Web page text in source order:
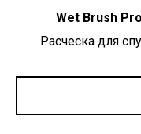
Wet Brush
Расческа для